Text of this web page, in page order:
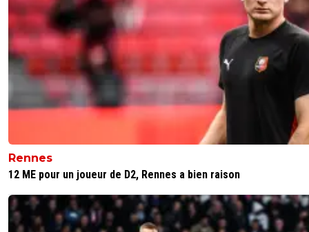
Rennes
12 ME pour un joueur de D2, Rennes a bien raison